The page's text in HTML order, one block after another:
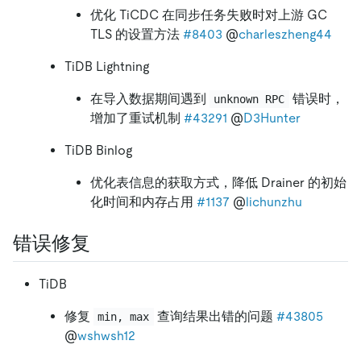
优化 TiCDC 在同步任务失败时对上游 GC
TLS 的设置方法 #8403 @charleszheng44
TiDB Lightning
在导入数据期间遇到 unknown RPC
错误时，
增加了重试机制 #43291 @D3Hunter
TiDB Binlog
优化表信息的获取方式，降低 Drainer 的初始
化时间和内存占用 #1137 @lichunzhu
错误修复
TiDB
修复 min, max 查询结果出错的问题 #43805
@wshwsh12